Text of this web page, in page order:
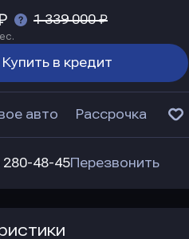
1 339 000 ₽
Купить в кредит
авто Рассрочка
280-48-45Перезвонить